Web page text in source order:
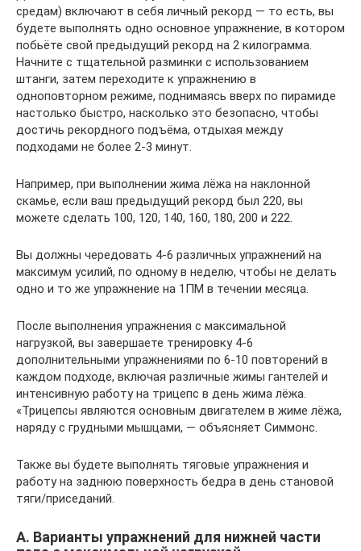
средам) включают в себя личный рекорд — то есть, вы
будете выполнять одно основное упражнение, в котором
побьёте свой предыдущий рекорд на 2 килограмма.
Начните с тщательной разминки с использованием
штанги, затем переходите к упражнению в
одноповторном режиме, поднимаясь вверх по пирамиде
настолько быстро, насколько это безопасно, чтобы
достичь рекордного подъёма, отдыхая между
подходами не более 2-3 минут.
Например, при выполнении жима лёжа на наклонной
скамье, если ваш предыдущий рекорд был 220, вы
можете сделать 100, 120, 140, 160, 180, 200 и 222.
Вы должны чередовать 4-6 различных упражнений на
максимум усилий, по одному в неделю, чтобы не делать
одно и то же упражнение на 1ПМ в течении месяца.
После выполнения упражнения с максимальной
нагрузкой, вы завершаете тренировку 4-6
дополнительными упражнениями по 6-10 повторений в
каждом подходе, включая различные жимы гантелей и
интенсивную работу на трицепс в день жима лёжа.
«Трицепсы являются основным двигателем в жиме лёжа,
наряду с грудными мышцами, — объясняет Симмонс.
Также вы будете выполнять тяговые упражнения и
работу на заднюю поверхность бедра в день становой
тяги/приседаний.
А. Варианты упражнений для нижней части